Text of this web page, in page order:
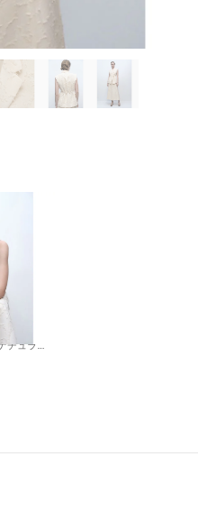
トップス .-- FLOC （ナチュラルホワイト）